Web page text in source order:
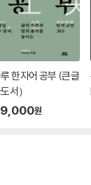
한자어 공부 (큰글
서）
원